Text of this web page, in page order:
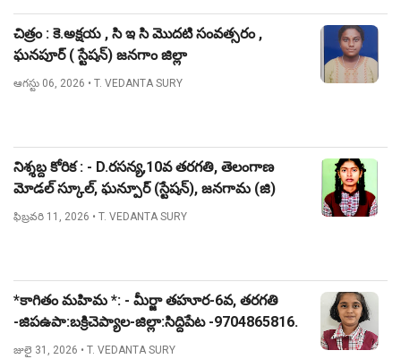
చిత్రం : కె.అక్షయ , సి ఇ సి మొదటి సంవత్సరం ,
ఘనపూర్ ( స్టేషన్) జనగాం జిల్లా
ఆగస్టు 06, 2026 • T. VEDANTA SURY
నిశ్శబ్ద కోరిక : - D.రసన్య,10వ తరగతి, తెలంగాణ
మోడల్ స్కూల్, ఘన్పూర్ (స్టేషన్), జనగామ (జి)
ఫిబ్రవరి 11, 2026 • T. VEDANTA SURY
*కాగితం మహిమ *: - మీర్జా తహూర-6వ, తరగతి
-జిపఉపా:బక్రిచెప్యాల-జిల్లా:సిద్దిపేట -9704865816.
జులై 31, 2026 • T. VEDANTA SURY